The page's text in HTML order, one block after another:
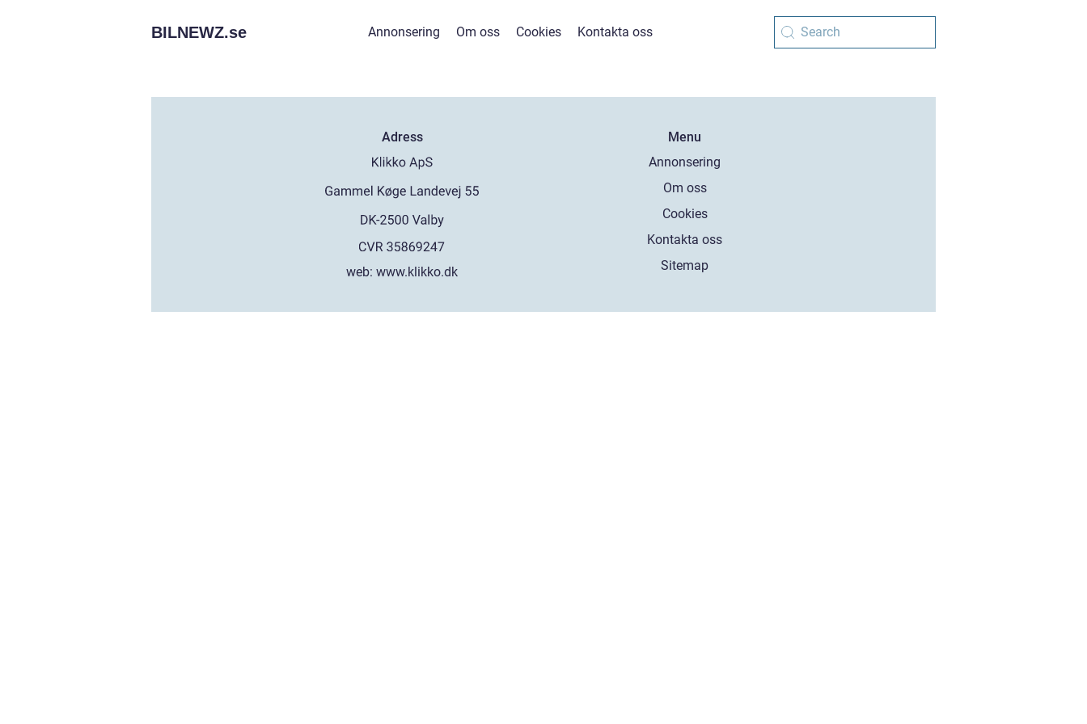
BILNEWZ.se Annonsering Om oss Cookies Kontakta oss
Adress
web:www.klikko.dk
Menu
Annonsering
Om oss
Cookies
Kontakta oss
Sitemap